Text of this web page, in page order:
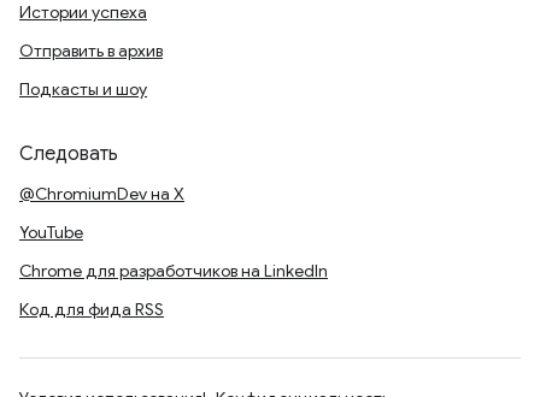
Истории успеха
Отправить в архив
Подкасты и шоу
Следовать
@ChromiumDev на X
YouTube
Chrome для разработчиков на LinkedIn
Код для фида RSS